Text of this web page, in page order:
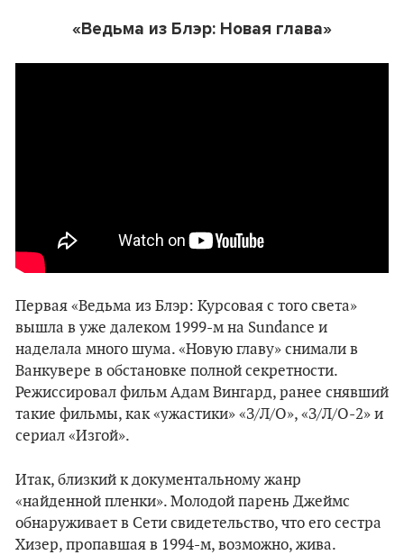
«Ведьма из Блэр: Новая глава»
Первая «Ведьма из Блэр: Курсовая с того света»
вышла в уже далеком 1999-м на Sundance и
наделала много шума. «Новую главу» снимали в
Ванкувере в обстановке полной секретности.
Режиссировал фильм Адам Вингард, ранее снявший
такие фильмы, как «ужастики» «З/Л/О», «З/Л/О-2» и
сериал «Изгой».
Итак, близкий к документальному жанр
«найденной пленки». Молодой парень Джеймс
обнаруживает в Сети свидетельство, что его сестра
Хизер, пропавшая в 1994-м, возможно, жива.